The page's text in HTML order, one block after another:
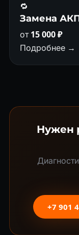
🔁
Замена
от15 000 ₽
Подробнее →
Нужен
+7 901